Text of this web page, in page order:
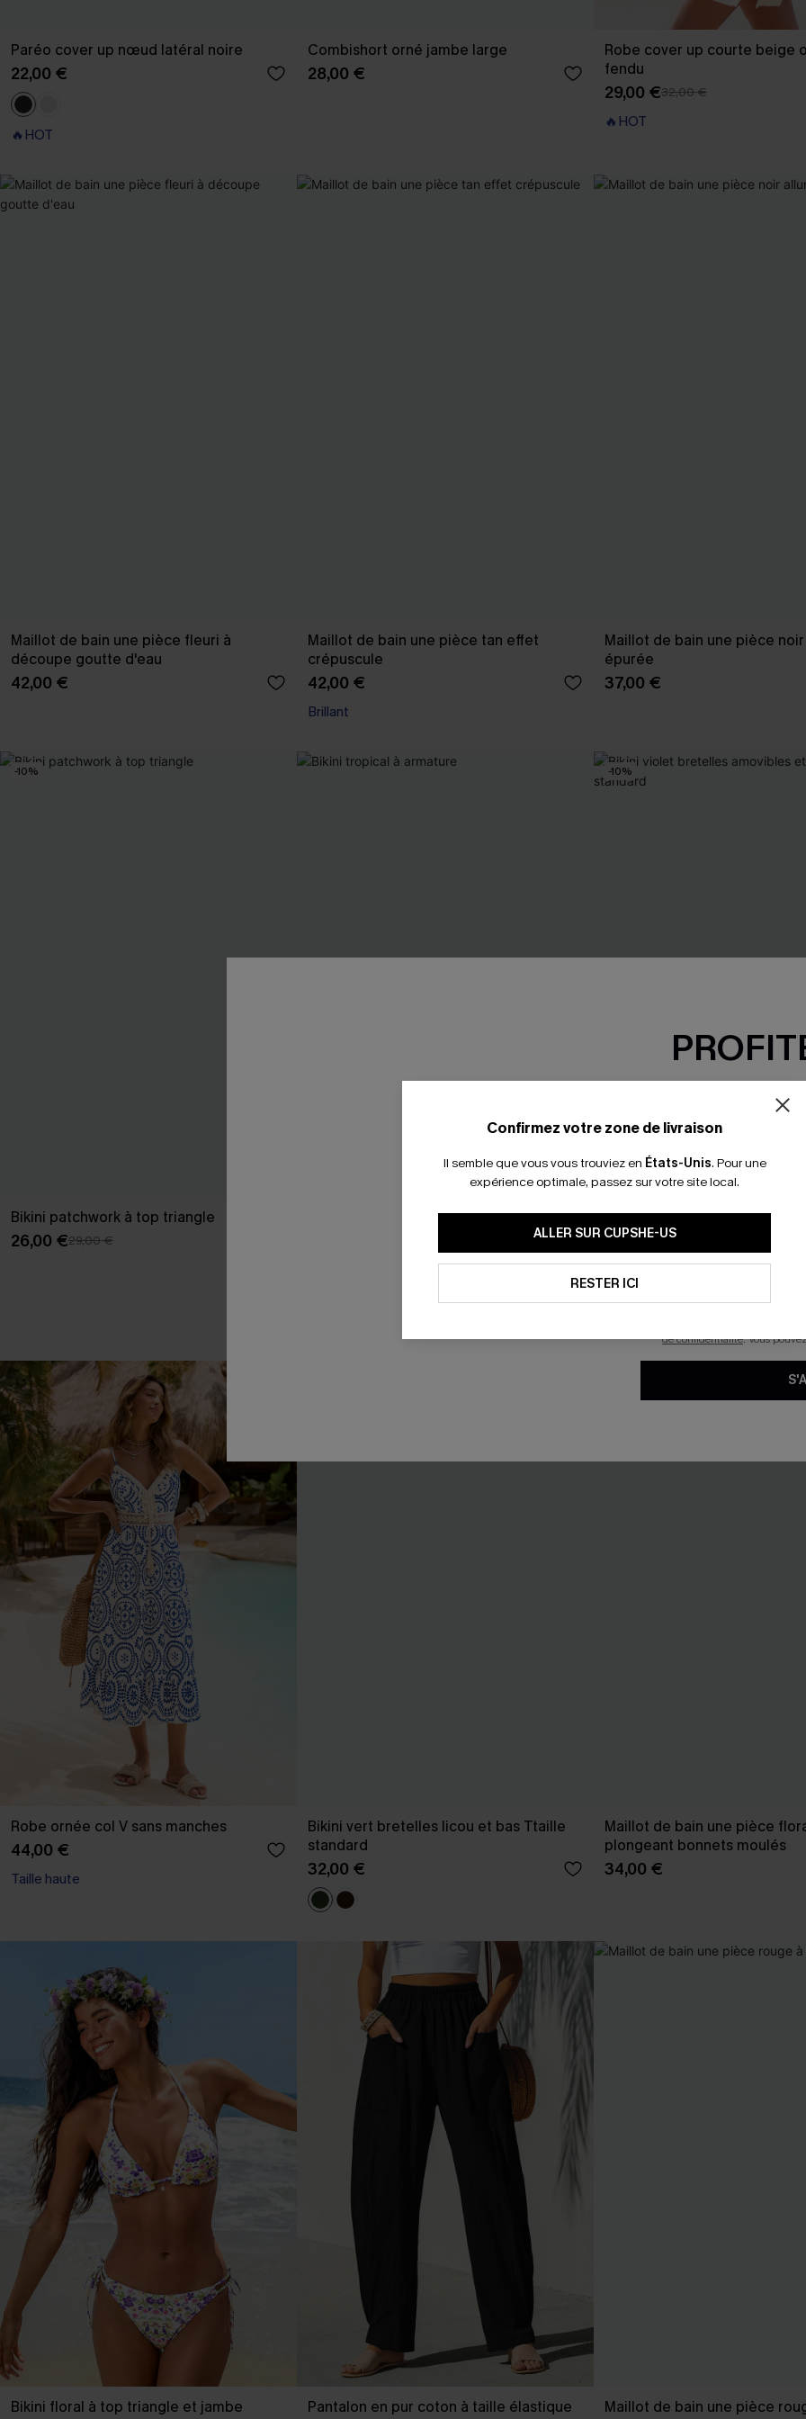
Paréo cover up nœud latéral noire
22,00 €
🔥HOT
Combishort orné jambe large
28,00 €
Robe cover up courte beige
fendu
29,00 €32,00 €
🔥HOT
Maillot de bain une pièce fleuri à
découpe goutte d'eau
42,00 €
Maillot de bain une pièce tan effet
crépuscule
42,00 €
Brillant
Maillot de bain une pièce
épurée
37,00 €
-10%
Bikini patchwork à top triangle
26,00 €29,00 €
Bikini tropical à armature
-10%
Bikini violet bretelles
taille standard
35,00 €39,00 €
Robe ornée col V sans manches
44,00 €
Taille haute
Bikini vert bretelles licou et bas Ttaille
standard
32,00 €
Maillot de bain une pièce
plongeant bonnets moulés
34,00 €
Bikini floral à top triangle et jambe
Pantalon en pur coton à taille élastique
Maillot de bain une pièce
Confirmez votre zone de livraison
Il semble que vous vous trouviez en États-Unis. Pour une
expérience optimale, passez sur votre site local.
ALLER SUR CUPSHE-US
RESTER ICI
-15% dès 2
*Un code par
En soumettant votre adresse
mails marketing (y compris
reconnaissez avoir pris
pouvons utiliser les données
technologies de suivi, telles
savoir si ceux-ci ont été
personnaliser nos contenus
produits susceptibles de
de confidentialité. Vous